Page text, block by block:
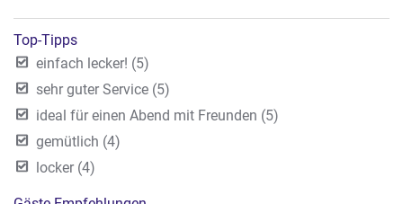
Top-Tipps
einfach lecker! (5)
sehr guter Service (5)
ideal für einen Abend mit Freunden (5)
gemütlich (4)
locker (4)